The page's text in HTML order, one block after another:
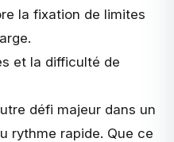
la fixation de limites
et la difficulté de
défi majeur dans un
rythme rapide. Que ce